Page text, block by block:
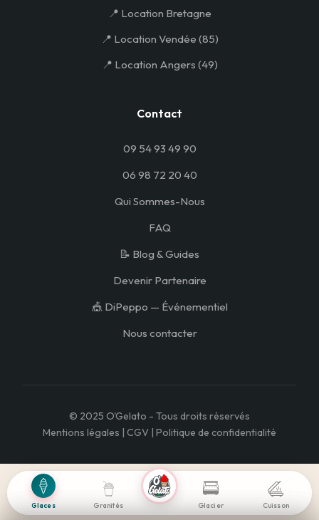
Glaces Granités Glacier Cuisson
📍 Location Bretagne
📍 Location Vendée (85)
📍 Location Angers (49)
Contact
09 54 93 49 90
06 98 72 20 40
Qui Sommes-Nous
FAQ
📝 Blog & Guides
Devenir Partenaire
🎪 DiPeppo — Événementiel
Nous contacter
© 2025 O'Gelato - Tous droits réservés
Mentions légales | CGV | Politique de confidentialité